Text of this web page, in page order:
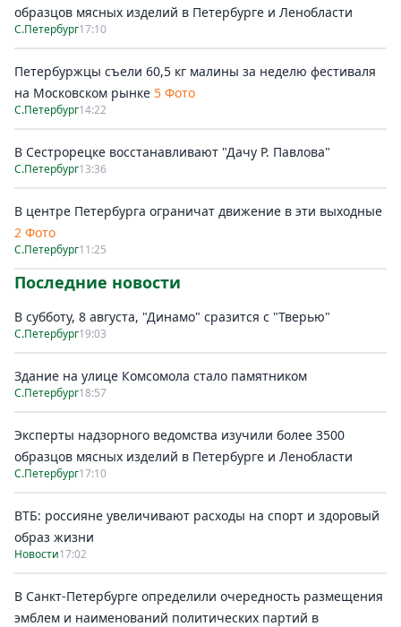
образцов мясных изделий в Петербурге и Ленобласти
С.Петербург17:10
Петербуржцы съели 60,5 кг малины за неделю фестиваля
на Московском рынке 5 Фото
С.Петербург14:22
В Сестрорецке восстанавливают "Дачу Р. Павлова"
С.Петербург13:36
В центре Петербурга ограничат движение в эти выходные
2 Фото
С.Петербург11:25
Последние новости
В субботу, 8 августа, "Динамо" сразится с "Тверью"
С.Петербург19:03
Здание на улице Комсомола стало памятником
С.Петербург18:57
Эксперты надзорного ведомства изучили более 3500
образцов мясных изделий в Петербурге и Ленобласти
С.Петербург17:10
ВТБ: россияне увеличивают расходы на спорт и здоровый
образ жизни
Новости17:02
В Санкт-Петербурге определили очередность размещения
эмблем и наименований политических партий в